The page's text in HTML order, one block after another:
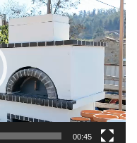
00:45